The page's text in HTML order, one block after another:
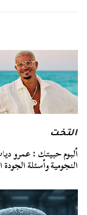
التخت
ألبوم حبيتك : عمرو
النجومية وأسئلة الجودة